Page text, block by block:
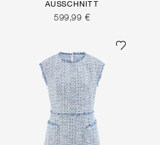
AUSSCHNITT
599,99 €